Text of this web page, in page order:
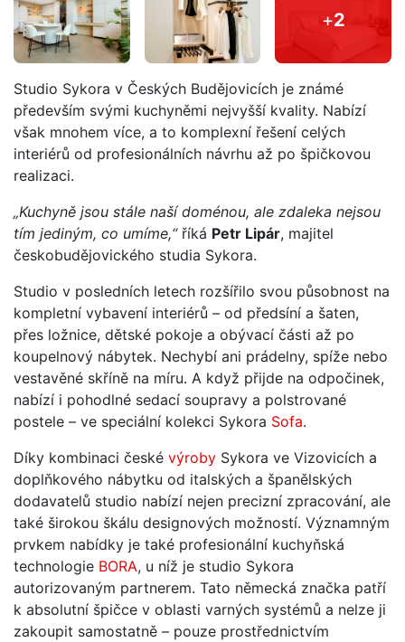
+2
Studio Sykora v Českých Budějovicích je známé
především svými kuchyněmi nejvyšší kvality. Nabízí
však mnohem více, a to komplexní řešení celých
interiérů od profesionálních návrhu až po špičkovou
realizaci.
„Kuchyně jsou stále naší doménou, ale zdaleka nejsou
tím jediným, co umíme,“říká Petr Lipár, majitel
českobudějovického studia Sykora.
Studio v posledních letech rozšířilo svou působnost na
kompletní vybavení interiérů – od předsíní a šaten,
přes ložnice, dětské pokoje a obývací části až po
koupelnový nábytek. Nechybí ani prádelny, spíže nebo
vestavěné skříně na míru. A když přijde na odpočinek,
nabízí i pohodlné sedací soupravy a polstrované
postele – ve speciální kolekci Sykora Sofa.
Díky kombinaci české výroby Sykora ve Vizovicích a
doplňkového nábytku od italských a španělských
dodavatelů studio nabízí nejen precizní zpracování, ale
také širokou škálu designových možností. Významným
prvkem nabídky je také profesionální kuchyňská
technologie BORA, u níž je studio Sykora
autorizovaným partnerem. Tato německá značka patří
k absolutní špičce v oblasti varných systémů a nelze ji
zakoupit samostatně – pouze prostřednictvím